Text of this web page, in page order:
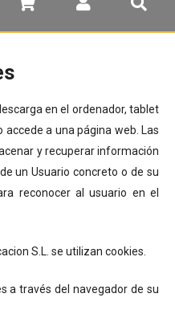
en el ordenador, tablet
a una página web. Las
y recuperar información
un Usuario concreto o de su
reconocer al usuario en el
S.L. se utilizan cookies.
a través del navegador de su